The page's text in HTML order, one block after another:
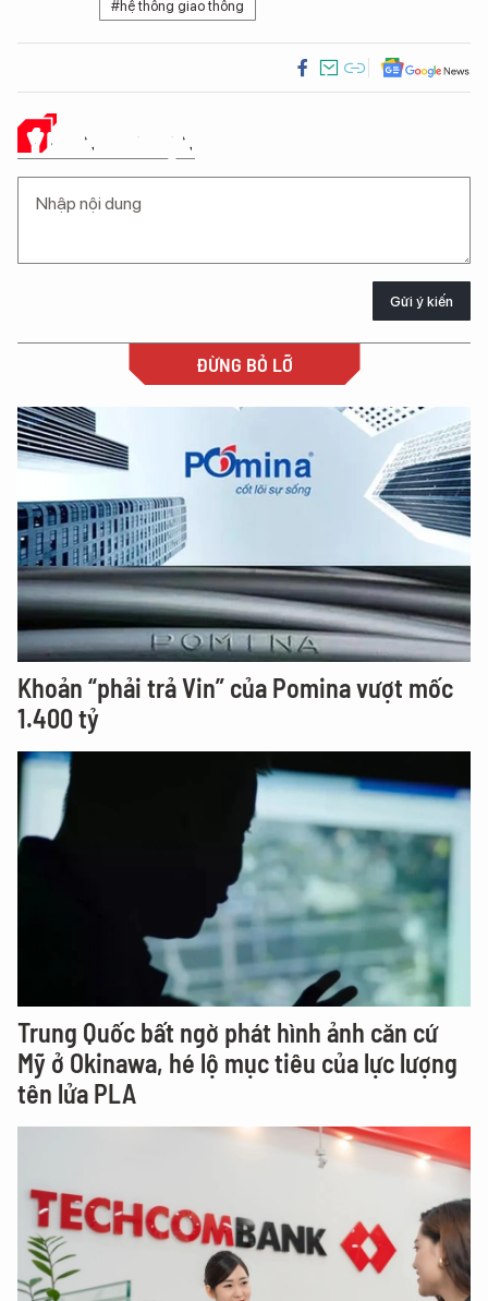
#hệ thống giao thông
Ý KIẾN CỦA BẠN
Gửi ý kiến
ĐỪNG BỎ LỠ
Khoản “phải trả Vin” của Pomina vượt mốc
1.400 tỷ
Trung Quốc bất ngờ phát hình ảnh căn cứ
Mỹ ở Okinawa, hé lộ mục tiêu của lực lượng
tên lửa PLA